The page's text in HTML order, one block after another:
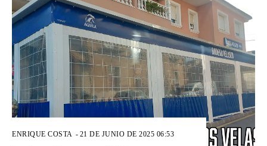
ENRIQUE COSTA - 21 DE JUNIO DE 2025 06:53